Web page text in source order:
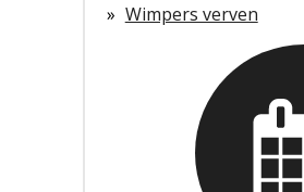
Wimpers verven